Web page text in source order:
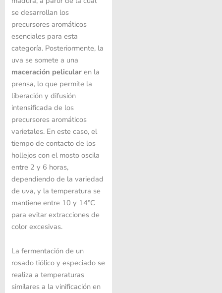
se desarrollan los
precursores aromáticos
esenciales para esta
categoría. Posteriormente, la
uva se somete a una
maceración pelicularen la
prensa, lo que permite la
liberación y difusión
intensificada de los
precursores aromáticos
varietales. En este caso, el
tiempo de contacto de los
hollejos con el mosto oscila
entre 2 y 6 horas,
dependiendo de la variedad
de uva, y la temperatura se
mantiene entre 10 y 14°C
para evitar extracciones de
color excesivas.
La fermentación de un
rosado tiólico y especiado se
realiza a temperaturas
similares a la vinificación en